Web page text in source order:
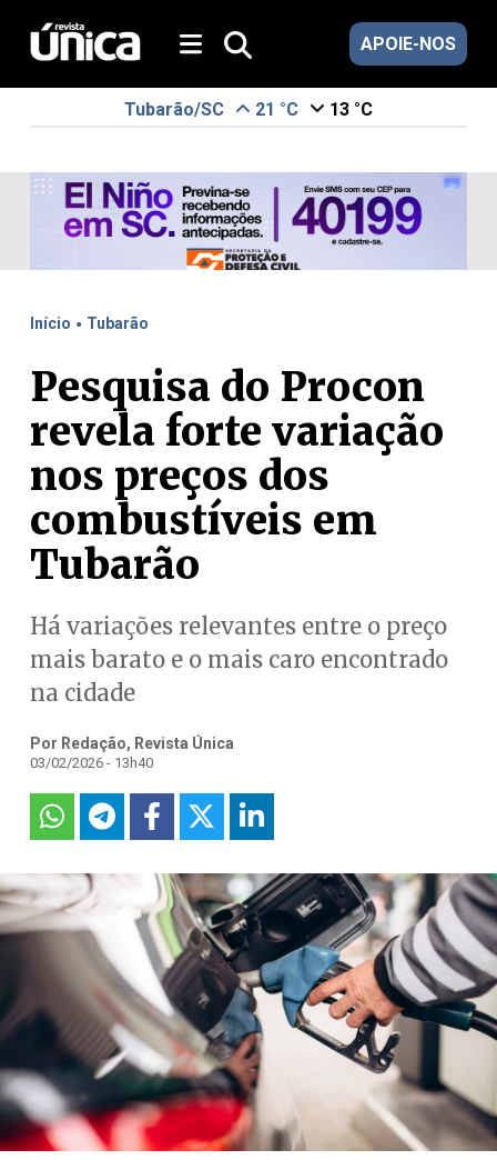
APOIE-NOS
Tubarão/SC 21 °C 13 °C
Início . Tubarão
Pesquisa do Procon
revela forte variação
nos preços dos
combustíveis em
Tubarão
Há variações relevantes entre o preço
mais barato e o mais caro encontrado
na cidade
Por Redação, Revista Única
03/02/2026 - 13h40